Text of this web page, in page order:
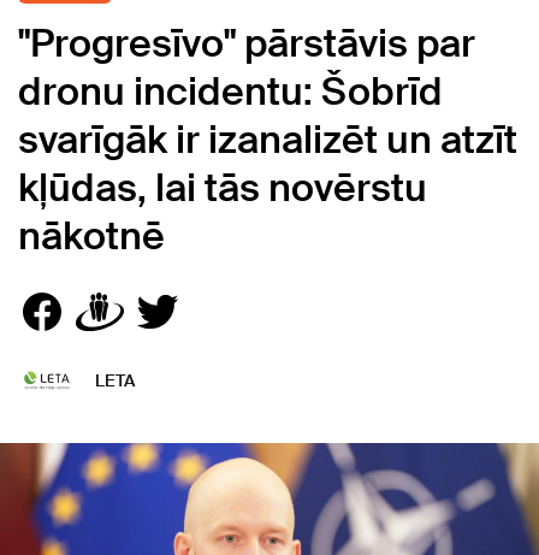
"Progresīvo" pārstāvis par
dronu incidentu: Šobrīd
svarīgāk ir izanalizēt un atzīt
kļūdas, lai tās novērstu
nākotnē
LETA